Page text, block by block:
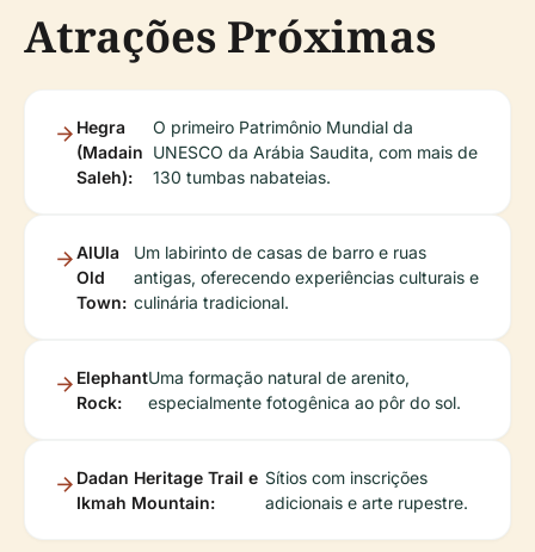
Atrações Próximas
Hegra
(Madain
Saleh):
O primeiro Patrimônio Mundial da
UNESCO da Arábia Saudita, com mais de
130 tumbas nabateias.
AlUla
Old
Town:
Um labirinto de casas de barro e ruas
antigas, oferecendo experiências culturais e
culinária tradicional.
Elephant
Rock:
Uma formação natural de arenito,
especialmente fotogênica ao pôr do sol.
Dadan Heritage Trail e
Ikmah Mountain:
Sítios com inscrições
adicionais e arte rupestre.